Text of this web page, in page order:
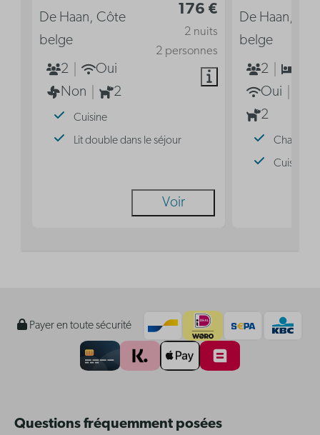
176 €
2 nuits
2 personnes
De Haan, Côte
belge
2
Oui
Non
2
Cuisine
Lit double dans le séjour
Voir
De Haan,
belge
2
Oui
2
Chambre
Cuisine
Payer en toute sécurité
Questions fréquemment posées